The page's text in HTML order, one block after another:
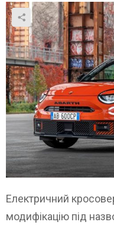
Електричний
модифікацію під